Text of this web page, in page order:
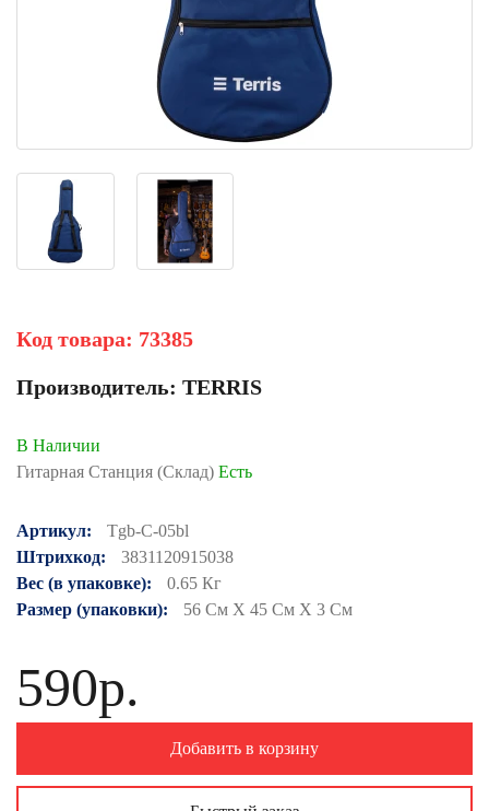
Код товара: 73385
Производитель: TERRIS
В Наличии
Гитарная Станция (Склад) Есть
Артикул:
Tgb-C-05bl
Штрихкод:
3831120915038
Вес (в упаковке):
0.65 Кг
Размер (упаковки):
56 См X 45 См X 3 См
590р.
Добавить в корзину